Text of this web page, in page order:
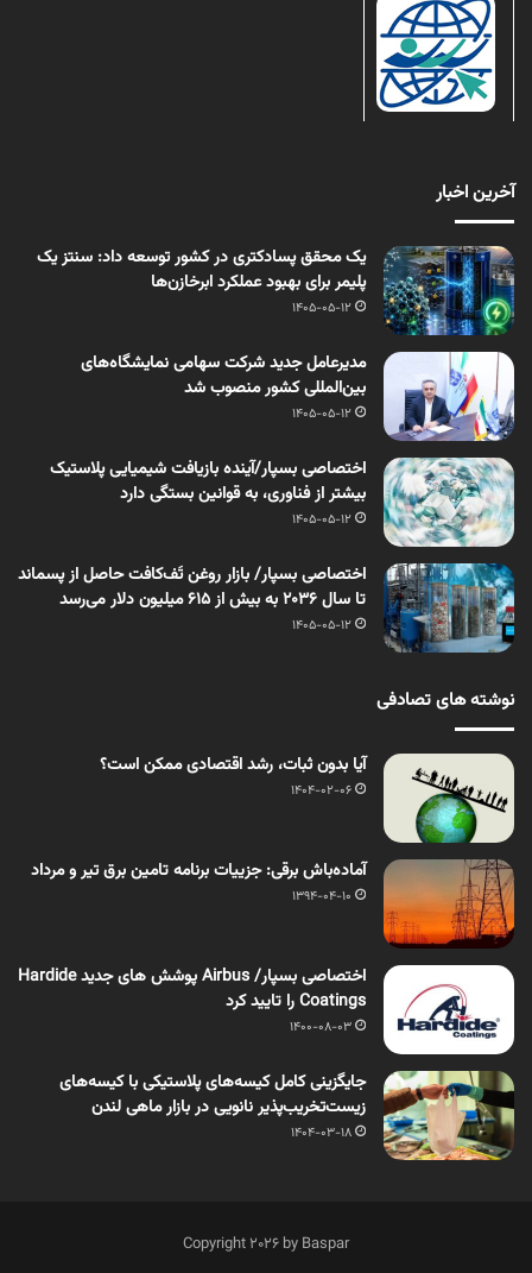
آخرین اخبار
یک محقق پسادکتری در کشور توسعه داد: سنتز یک
پلیمر برای بهبود عملکرد ابرخازن‌ها
1405-05-12
مدیرعامل جدید شرکت سهامی نمایشگاه‌های
بین‌المللی کشور منصوب شد
1405-05-12
اختصاصی بسپار/آینده بازیافت شیمیایی پلاستیک
بیشتر از فناوری، به قوانین بستگی دارد
1405-05-12
اختصاصی بسپار/ بازار روغن تَف‌کافت حاصل از پسماند
تا سال ۲۰۳۶ به بیش از ۶۱۵ میلیون دلار می‌رسد
1405-05-12
نوشته های تصادفی
آیا بدون ثبات، رشد اقتصادی ممکن است؟
1404-02-06
آماده‌باش برقی: جزییات برنامه تامین برق تیر و مرداد
1394-04-10
اختصاصی بسپار/ Airbus پوشش های جدید Hardide
Coatings را تایید کرد
1400-08-03
جایگزینی کامل کیسه‌های پلاستیکی با کیسه‌های
زیست‌تخریب‌پذیر نانویی در بازار ماهی لندن
1404-03-18
Copyright 2026 by Baspar